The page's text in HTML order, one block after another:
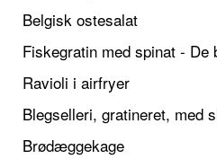
Belgisk ostesalat
Fiskegratin med spinat - De
Ravioli i airfryer
Blegselleri, gratineret, med
Brødæggekage